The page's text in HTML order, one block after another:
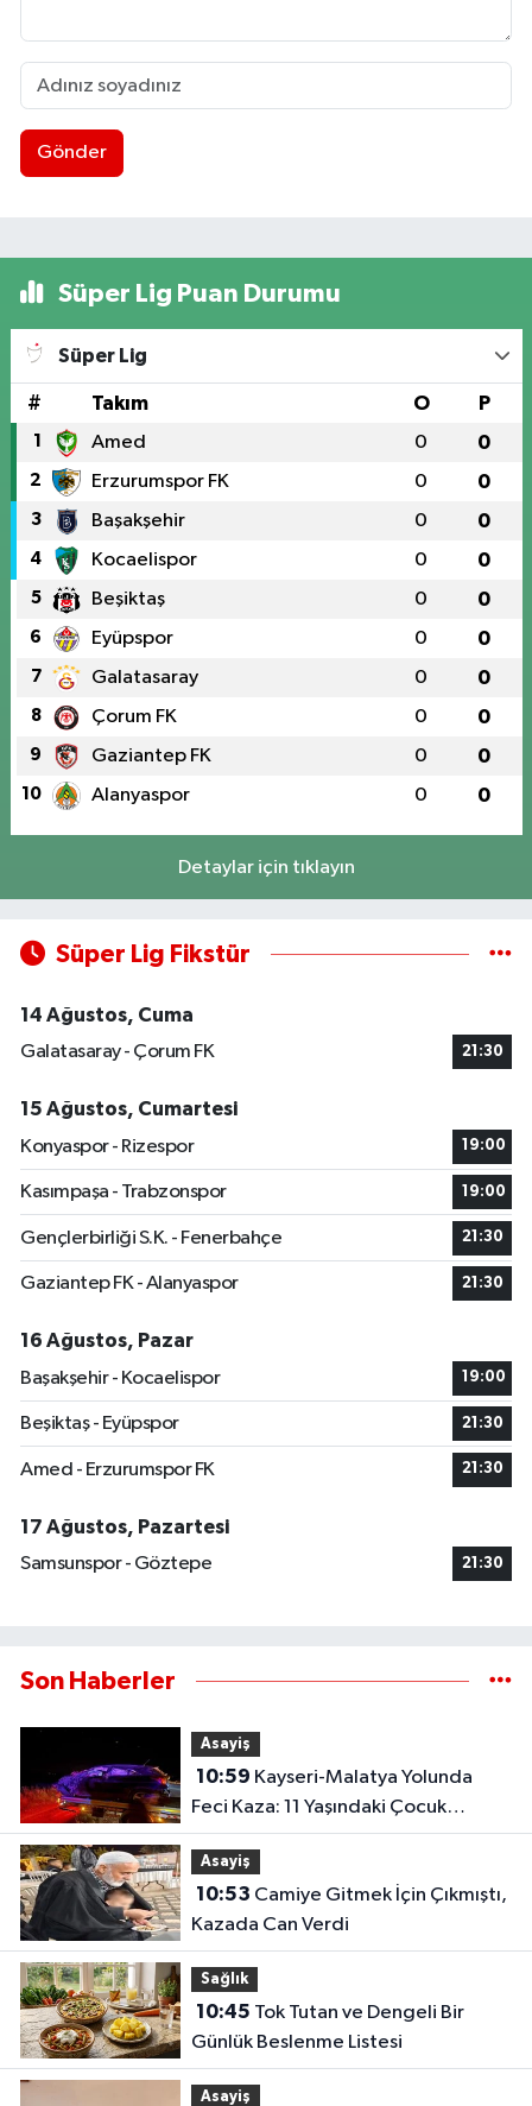
Gönder
Süper Lig Puan Durumu
Süper Lig
# Takım O P
1 Amed 0 0
2 Erzurumspor FK 0 0
3 Başakşehir 0 0
4 Kocaelispor 0 0
5 Beşiktaş 0 0
6 Eyüpspor 0 0
7 Galatasaray 0 0
8 Çorum FK 0 0
9 Gaziantep FK 0 0
10 Alanyaspor 0 0
Detaylar için tıklayın
Süper Lig Fikstür
14 Ağustos, Cuma
Galatasaray - Çorum FK
21:30
15 Ağustos, Cumartesi
Konyaspor - Rizespor
19:00
Kasımpaşa - Trabzonspor 19:00
Gençlerbirliği S.K. - Fenerbahçe 21:30
Gaziantep FK - Alanyaspor 21:30
16 Ağustos, Pazar
Başakşehir - Kocaelispor
19:00
Beşiktaş - Eyüpspor 21:30
Amed - Erzurumspor FK 21:30
17 Ağustos, Pazartesi
Samsunspor - Göztepe
21:30
Son Haberler
Asayiş
10:59
Feci Kaza: 11 Yaşındaki Çocuk
Hayatını Kaybetti!
Asayiş
10:53
Kazada Can Verdi
Sağlık
10:45
Günlük Beslenme Listesi
Asayiş